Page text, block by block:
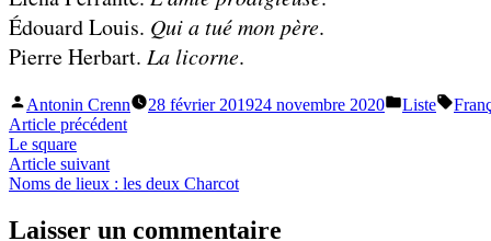
Édouard Louis. Qui a tué mon père.
Pierre Herbart. La licorne.
Publié
par
Antonin Crenn 28 février 201924 novembre 2020
Publié
Liste
Navigation
de
l’article
Article précédentArticle
Le square
Article suivantArticle
suivant :
Noms de lieux : les deux Charcot
Laisser un commentaire